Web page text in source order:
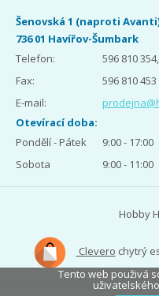
Šenovská 1 (naproti
736 01 Havířov-Šumbark
Telefon:
596 810
Fax:
596 810 453
E-mail:
Otevírací doba:
Pondělí - Pátek
9:00 - 17:00
Sobota
9:00 - 11:00
Hobby
Clevero chytrý
Tento web použivá